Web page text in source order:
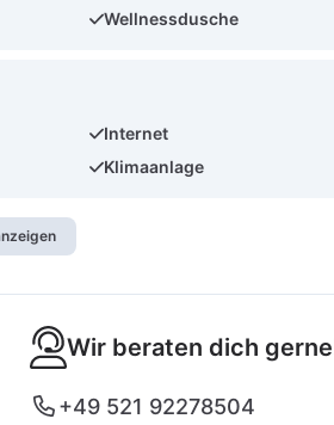
Wellnessdusche
Internet
Klimaanlage
Wir beraten dich
+49 521 92278504